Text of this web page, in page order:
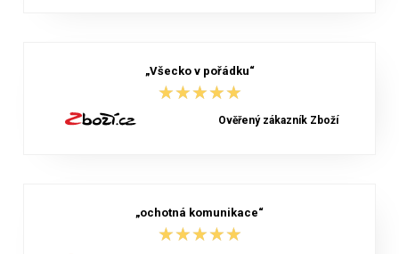
„Všecko v pořádku“
★★★★★
★★★★★
Ověřený zákazník Zboží
„ochotná komunikace“
★★★★★
★★★★★